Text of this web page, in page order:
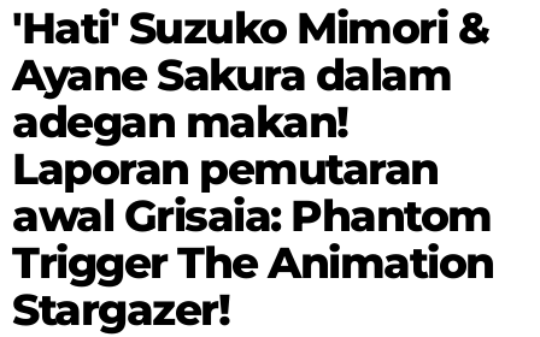
'Hati' Suzuko Mimori &
Ayane Sakura dalam
adegan makan!
Laporan pemutaran
awal Grisaia: Phantom
Trigger The Animation
Stargazer!